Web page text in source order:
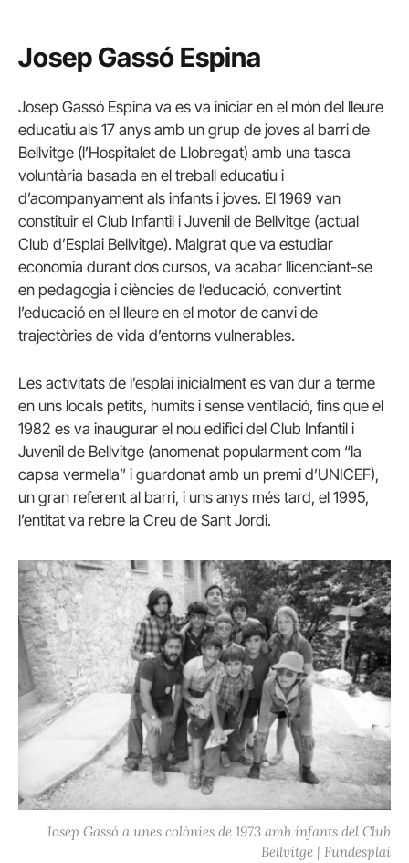
Josep Gassó Espina
Josep Gassó Espina va es va iniciar en el món del lleure
educatiu als 17 anys amb un grup de joves al barri de
Bellvitge (l’Hospitalet de Llobregat) amb una tasca
voluntària basada en el treball educatiu i
d’acompanyament als infants i joves. El 1969 van
constituir el Club Infantil i Juvenil de Bellvitge (actual
Club d’Esplai Bellvitge). Malgrat que va estudiar
economia durant dos cursos, va acabar llicenciant-se
en pedagogia i ciències de l’educació, convertint
l’educació en el lleure en el motor de canvi de
trajectòries de vida d’entorns vulnerables.
Les activitats de l’esplai inicialment es van dur a terme
en uns locals petits, humits i sense ventilació, fins que el
1982 es va inaugurar el nou edifici del Club Infantil i
Juvenil de Bellvitge (anomenat popularment com “la
capsa vermella” i guardonat amb un premi d’UNICEF),
un gran referent al barri, i uns anys més tard, el 1995,
l’entitat va rebre la Creu de Sant Jordi.
Josep Gassó a unes colònies de 1973 amb infants del Club
Bellvitge | Fundesplai